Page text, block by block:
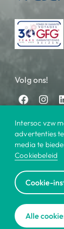
Volg ons!
Bestemmingen
Cookiebeleid |
Voor bedrijven
Intersoc vzw
advertenties
media te
Cookiebeleid
Cookie-
Alle